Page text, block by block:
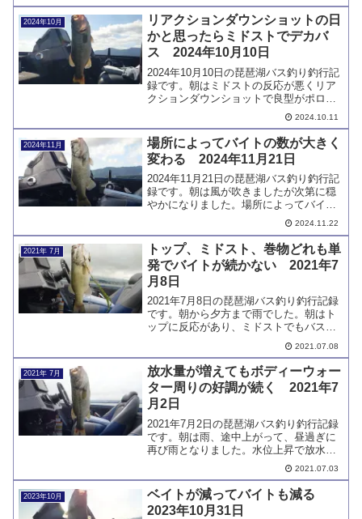
2024年10月
リアクションダウンショットの日
かと思ったらミドストでデカバ
ス 2024年10月10日
2024年10月10日の琵琶湖バス釣り釣行記
録です。朝はミドストの反応が悪くリア
クションダウンショットで良型がポロポ
ロと釣れました。お昼ごろにミドストで
デカバスをキャッチしています。
2024.10.11
2024年11月
場所によってバイトの数が大きく
変わる 2024年11月21日
2024年11月21日の琵琶湖バス釣り釣行記
録です。朝は風が吹きましたが次第に穏
やかになりました。場所によってバイト
の数に明確な差が出ました。ベイトがい
ても釣れないところはなぜかあります。
2024.11.22
2021年 7月
トップ、ミドスト、巻物どれも単
発でバイトが続かない 2021年7
月8日
2021年7月8日の琵琶湖バス釣り釣行記録
です。朝から夕方まで雨でした。朝はト
ップに反応があり、ミドストでもバスを
キャッチして、スピナーベイトを巻いて
も釣れました。ただしどれも単発でキャ
ッチ数は伸びませんでした。
2021.07.08
2021年 7月
放水量が増えてもボディーウォー
ター周りの好調が続く 2021年7
月2日
2021年7月2日の琵琶湖バス釣り釣行記録
です。朝は雨、途中上がって、昼過ぎに
再び雨となりました。水位上昇で放水量
が増えています。引き続き下物沖のボデ
ィーウォーター周りに魚が集まっていま
す。放水量の増加で喰いが良くなった気
もします。
2021.07.03
2023年10月
ベイトが減ってバイトも減る
2023年10月31日